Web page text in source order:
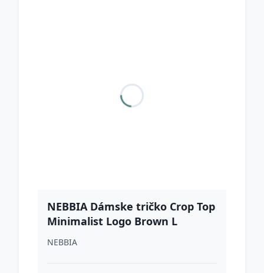
NEBBIA Dámske tričko Crop Top
Minimalist Logo Brown L
NEBBIA